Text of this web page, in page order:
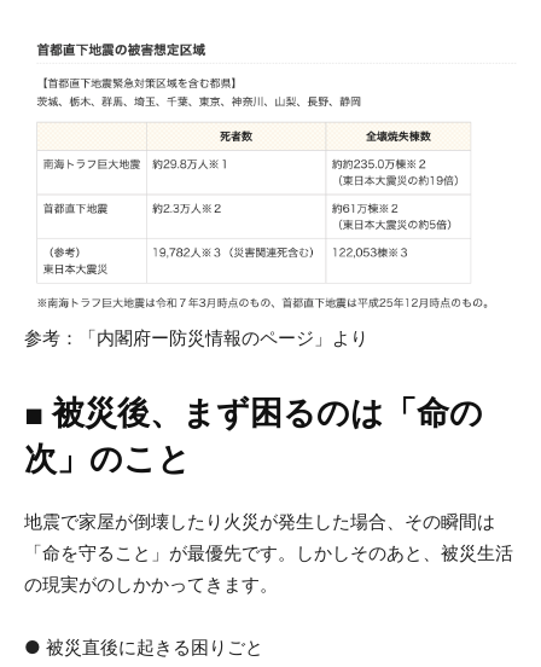
参考：「内閣府ー防災情報のページ」より
■ 被災後、まず困るのは「命の
次」のこと
地震で家屋が倒壊したり火災が発生した場合、その瞬間は
「命を守ること」が最優先です。しかしそのあと、被災生活
の現実がのしかかってきます。
● 被災直後に起きる困りごと